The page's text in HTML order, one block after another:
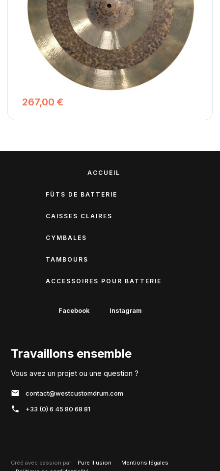
Ephesus Cymbals Hokka Ride
Les cymbales Ride Hokka ont une cloche martelée large
mais non tournée qui est très bien définie, brillante et
forte, néanmoins si elles sont jouées doucement avec des
baguettes légères, ce sont des cymbales pleines,
pétillantes et prononcées bien adaptées aux sessions
acoustiques à faible volume.
267,00 €
ACCUEIL
FÛTS DE BATTERIE
CAISSES CLAIRES
CYMBALES
TAMBOURS
ACCESSOIRES POUR BATTERIE
Facebook Instagram
Travaillons ensemble
Vous avez un projet ou une question ?
contact@westcustomdrum.com
+33 (0) 6 45 80 68 81
Créé avec passion par Pure illusion
Mentions légales